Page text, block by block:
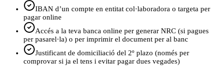
IBAN d’un compte en entitat col·laboradora o targeta per
pagar online
Accés a la teva banca online per generar NRC (si pagues
per pasarel·la) o per imprimir el document per al banc
Justificant de domiciliació del 2º plazo (només per
comprovar si ja el tens i evitar pagar dues vegades)